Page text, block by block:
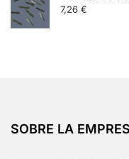
7,26 €
SOBRE LA